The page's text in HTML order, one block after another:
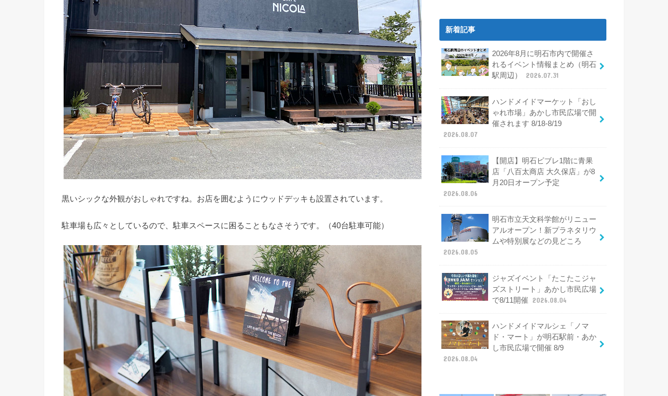
黒いシックな外観がおしゃれですね。お店を囲むようにウッドデッキも設置されています。
駐車場も広々としているので、駐車スペースに困ることもなさそうです。（40台駐車可能）
新着記事
2026年8月に明石市内で開催さ
れるイベント情報まとめ（明石
駅周辺）
2026.07.31
ハンドメイドマーケット「おし
ゃれ市場」あかし市民広場で開
催されます 8/18-8/19
2026.08.07
【開店】明石ビブレ1階に青果
店「八百太商店 大久保店」が8
月20日オープン予定
2026.08.06
明石市立天文科学館がリニュー
アルオープン！新プラネタリウ
ムや特別展などの見どころ
2026.08.05
ジャズイベント「たこたこジャ
ズストリート」あかし市民広場
で8/11開催
2026.08.04
ハンドメイドマルシェ「ノマ
ド・マート」が明石駅前・あか
し市民広場で開催 8/9
2026.08.04